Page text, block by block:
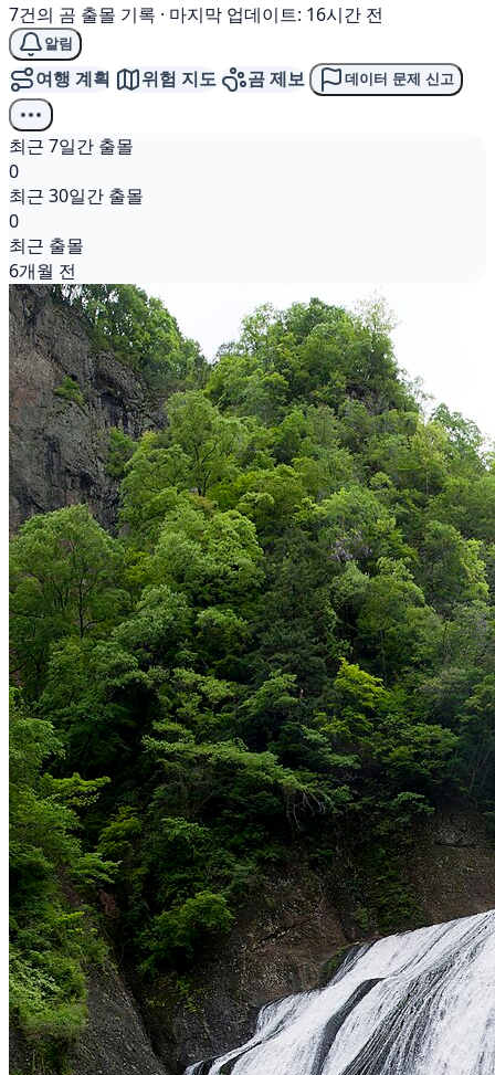
7건의 곰 출몰 기록 · 마지막 업데이트: 16시간 전
알림
여행 계획 위험 지도 곰 제보 데이터 문제 신고
최근 7일간 출몰
0
최근 30일간 출몰
0
최근 출몰
6개월 전